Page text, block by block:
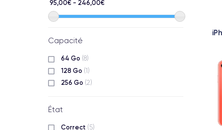
95,00€ - 246,00€
Capacité
64 Go (8)
128 Go (1)
256 Go (2)
État
Correct (5)